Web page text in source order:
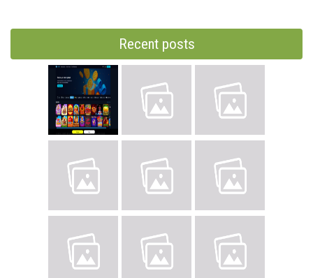
Recent posts